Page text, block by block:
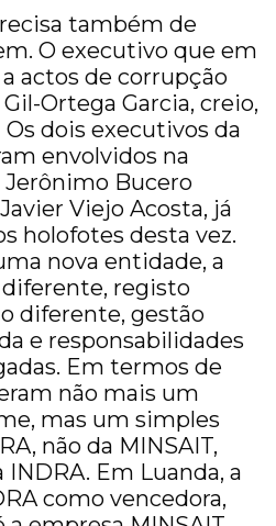
também de
O executivo que em
actos de corrupção
Ortega Garcia, creio,
dois executivos da
envolvidos na
Jerônimo Bucero
Viejo Acosta, já
holofotes desta vez.
nova entidade, a
diferente, registo
diferente, gestão
e responsabilidades
Em termos de
não mais um
mas um simples
não da MINSAIT,
INDRA. Em Luanda, a
como vencedora,